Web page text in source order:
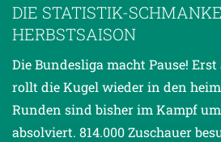
DIE STATISTIK-
HERBSTSAISON
Die Bundesliga macht Pause! Erst
rollt die Kugel wieder in den
Runden sind bisher im Kampf
absolviert. 814.000 Zuschauer